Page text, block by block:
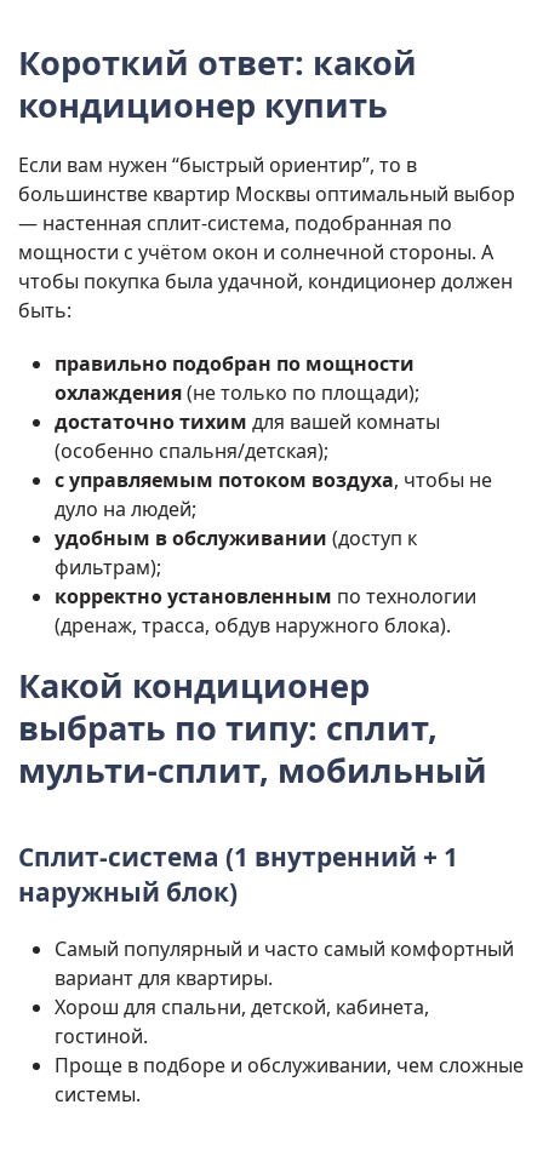
Короткий ответ: какой
кондиционер купить
Если вам нужен “быстрый ориентир”, то в
большинстве квартир Москвы оптимальный выбор
— настенная сплит-система, подобранная по
мощности с учётом окон и солнечной стороны. А
чтобы покупка была удачной, кондиционер должен
быть:
правильно подобран по мощности
охлаждения(не только по площади);
достаточно тихим для вашей комнаты
(особенно спальня/детская);
с управляемым потоком воздуха, чтобы не
дуло на людей;
удобным в обслуживании (доступ к
фильтрам);
корректно установленным по технологии
(дренаж, трасса, обдув наружного блока).
Какой кондиционер
выбрать по типу: сплит,
мульти-сплит, мобильный
Сплит-система (1 внутренний + 1
наружный блок)
Самый популярный и часто самый комфортный
вариант для квартиры.
Хорош для спальни, детской, кабинета,
гостиной.
Проще в подборе и обслуживании, чем сложные
системы.